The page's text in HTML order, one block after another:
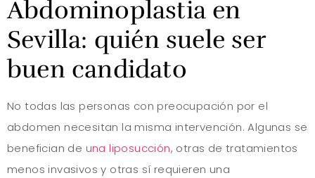
Abdominoplastia en
Sevilla: quién suele ser
buen candidato
No todas las personas con preocupación por el
abdomen necesitan la misma intervención. Algunas se
benefician de una liposucción, otras de tratamientos
menos invasivos y otras sí requieren una